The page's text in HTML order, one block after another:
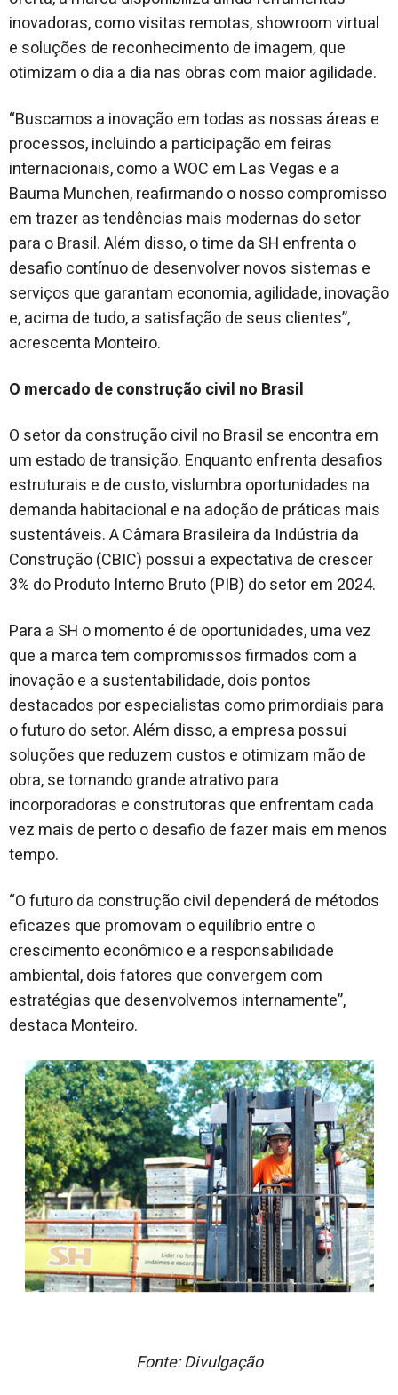
inovadoras, como visitas remotas, showroom virtual
e soluções de reconhecimento de imagem, que
otimizam o dia a dia nas obras com maior agilidade.
“Buscamos a inovação em todas as nossas áreas e
processos, incluindo a participação em feiras
internacionais, como a WOC em Las Vegas e a
Bauma Munchen, reafirmando o nosso compromisso
em trazer as tendências mais modernas do setor
para o Brasil. Além disso, o time da SH enfrenta o
desafio contínuo de desenvolver novos sistemas e
serviços que garantam economia, agilidade, inovação
e, acima de tudo, a satisfação de seus clientes”,
acrescenta Monteiro.
O mercado de construção civil no Brasil
O setor da construção civil no Brasil se encontra em
um estado de transição. Enquanto enfrenta desafios
estruturais e de custo, vislumbra oportunidades na
demanda habitacional e na adoção de práticas mais
sustentáveis. A Câmara Brasileira da Indústria da
Construção (CBIC) possui a expectativa de crescer
3% do Produto Interno Bruto (PIB) do setor em 2024.
Para a SH o momento é de oportunidades, uma vez
que a marca tem compromissos firmados com a
inovação e a sustentabilidade, dois pontos
destacados por especialistas como primordiais para
o futuro do setor. Além disso, a empresa possui
soluções que reduzem custos e otimizam mão de
obra, se tornando grande atrativo para
incorporadoras e construtoras que enfrentam cada
vez mais de perto o desafio de fazer mais em menos
tempo.
“O futuro da construção civil dependerá de métodos
eficazes que promovam o equilíbrio entre o
crescimento econômico e a responsabilidade
ambiental, dois fatores que convergem com
estratégias que desenvolvemos internamente”,
destaca Monteiro.
Fonte: Divulgação